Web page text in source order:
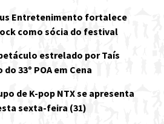
Entretenimento fortalece
como sócia do festival
estrelado por Taís
33º POA em Cena
de K-pop NTX se apresenta
sexta-feira (31)